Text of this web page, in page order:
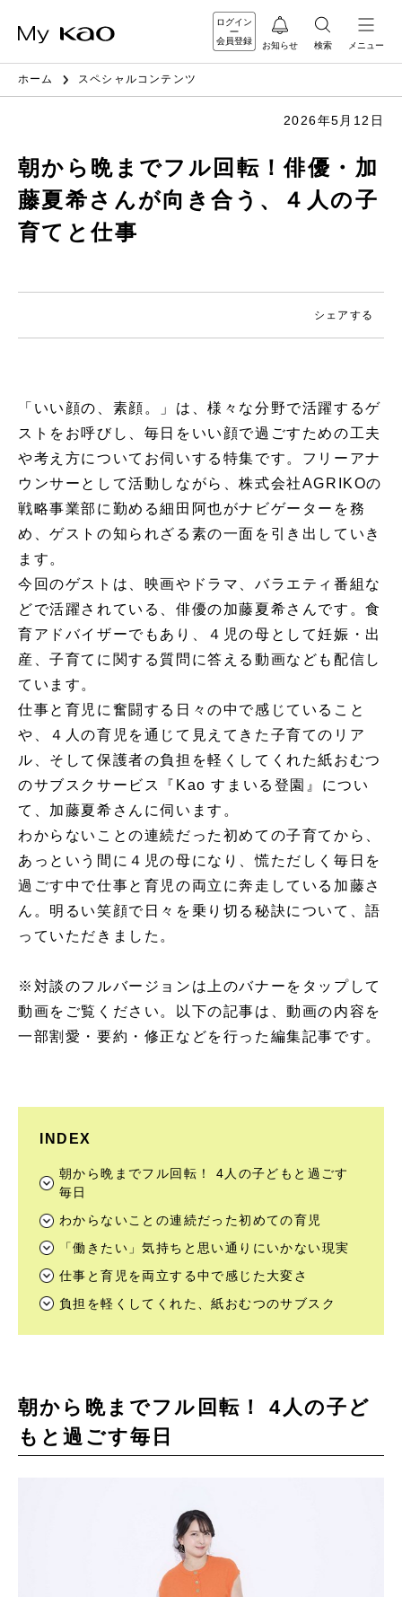
ログイン
会員登録
お知らせ 検索 メニュー
ホーム スペシャルコンテンツ
2026年5月12日
朝から晩までフル回転！俳優・加
藤夏希さんが向き合う、４人の子
育てと仕事
シェアする
「いい顔の、素顔。」は、様々な分野で活躍するゲ
ストをお呼びし、毎日をいい顔で過ごすための工夫
や考え方についてお伺いする特集です。フリーアナ
ウンサーとして活動しながら、株式会社AGRIKOの
戦略事業部に勤める細田阿也がナビゲーターを務
め、ゲストの知られざる素の一面を引き出していき
ます。
今回のゲストは、映画やドラマ、バラエティ番組な
どで活躍されている、俳優の加藤夏希さんです。食
育アドバイザーでもあり、４児の母として妊娠・出
産、子育てに関する質問に答える動画なども配信し
ています。
仕事と育児に奮闘する日々の中で感じていること
や、４人の育児を通じて見えてきた子育てのリア
ル、そして保護者の負担を軽くしてくれた紙おむつ
のサブスクサービス『Kao すまいる登園』につい
て、加藤夏希さんに伺います。
わからないことの連続だった初めての子育てから、
あっという間に４児の母になり、慌ただしく毎日を
過ごす中で仕事と育児の両立に奔走している加藤さ
ん。明るい笑顔で日々を乗り切る秘訣について、語
っていただきました。
※対談のフルバージョンは上のバナーをタップして
動画をご覧ください。以下の記事は、動画の内容を
一部割愛・要約・修正などを行った編集記事です。
INDEX
朝から晩までフル回転！ 4人の子どもと過ごす
毎日
わからないことの連続だった初めての育児
「働きたい」気持ちと思い通りにいかない現実
仕事と育児を両立する中で感じた大変さ
負担を軽くしてくれた、紙おむつのサブスク
朝から晩までフル回転！ 4人の子ど
もと過ごす毎日